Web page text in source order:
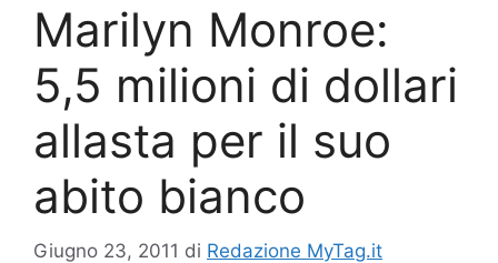
Marilyn Monroe:
5,5 milioni di dollari
allasta per il suo
abito bianco
Giugno 23, 2011 di Redazione MyTag.it